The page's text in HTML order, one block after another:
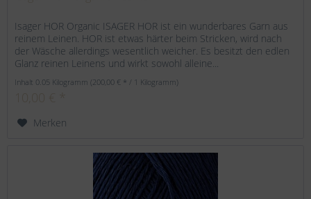
Isager HOR Organic ISAGER HOR ist ein wunderbares Garn aus
reinem Leinen. HOR ist etwas härter beim Stricken, wird nach
der Wäsche allerdings wesentlich weicher. Es besitzt den edlen
Glanz reinen Leinens und wirkt sowohl alleine...
Inhalt 0.05 Kilogramm(200,00 € * / 1 Kilogramm)
Merken